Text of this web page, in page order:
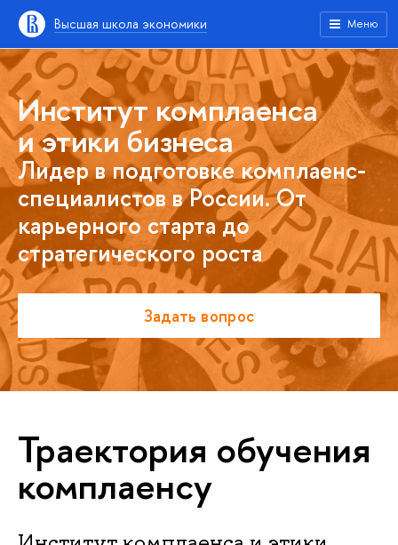
Высшая школа экономики Меню
Институт комплаенса
и этики бизнеса
Лидер в подготовке комплаенс-
специалистов в России. От
карьерного старта до
стратегического роста
Задать вопрос
Траектория обучения
комплаенсу